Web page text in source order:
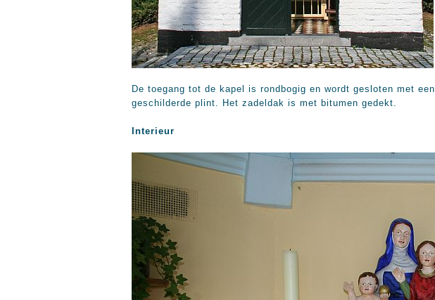
De toegang tot de kapel is rondbogig en wordt gesloten met
geschilderde plint. Het zadeldak is met bitumen gedekt.
Interieur